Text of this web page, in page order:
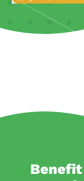
Benefit